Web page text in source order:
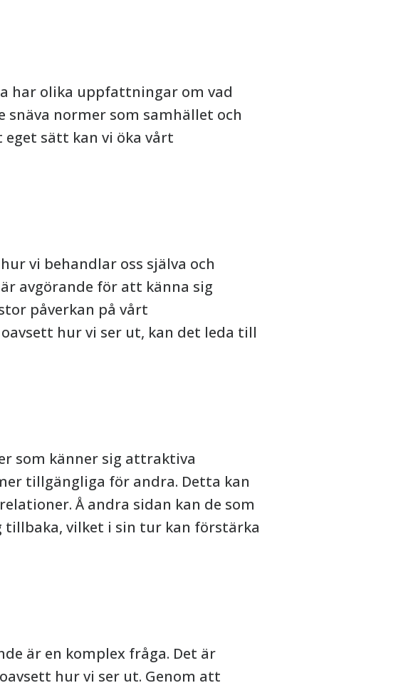
har olika uppfattningar om vad
normer som samhället och
sätt kan vi öka vårt
vi behandlar oss själva och
avgörande för att känna sig
påverkan på vårt
hur vi ser ut, kan det leda till
som känner sig attraktiva
tillgängliga för andra. Detta kan
Å andra sidan kan de som
tillbaka, vilket i sin tur kan förstärka
är en komplex fråga. Det är
hur vi ser ut. Genom att